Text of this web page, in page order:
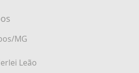
MG
Leão